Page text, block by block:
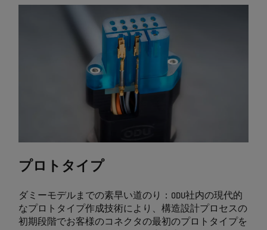
プロトタイプ
ダミーモデルまでの素早い道のり：ODU社内の現代的
なプロトタイプ作成技術により、構造設計プロセスの
初期段階でお客様のコネクタの最初のプロトタイプを